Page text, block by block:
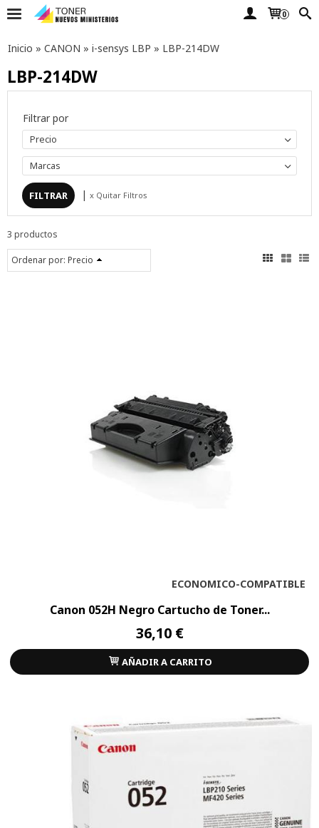
0
Inicio » CANON » i-sensys LBP » LBP-214DW
LBP-214DW
Filtrar por
Precio
Marcas
| x Quitar Filtros
3 productos
Ordenar por: Precio
ECONOMICO-COMPATIBLE
Canon 052H Negro Cartucho de Toner...
36,10 €
AÑADIR A CARRITO